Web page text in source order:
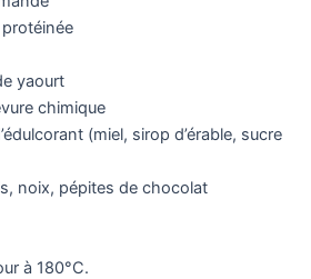
yaourt
chimique
(miel, sirop d’érable, sucre
noix, pépites de chocolat
à 180°C.